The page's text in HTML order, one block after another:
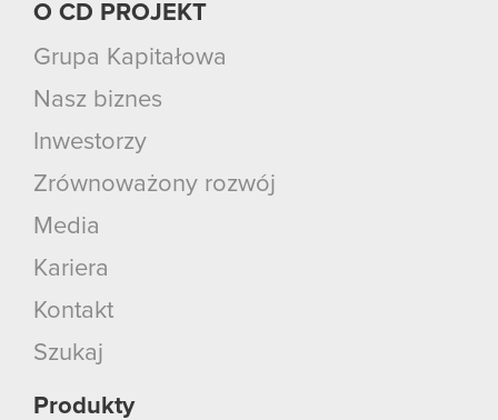
O CD PROJEKT
Grupa Kapitałowa
Nasz biznes
Inwestorzy
Zrównoważony rozwój
Media
Kariera
Kontakt
Szukaj
Produkty